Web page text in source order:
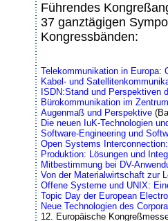
Führendes
37 ganztägigen
Kongressbänden:
Telekommunikation in Europa:
Kabel- und
ISDN:Stand und Perspektiven
Bürokommunikation im
Augenmaß und Perspektive
Die neuen IuK-Technologien
Software-Engineering und
Open Systems
Produktion: Lösungen und
Mitbestimmung bei DV-
Von der Materialwirtschaft zur
Offene Systeme und UNIX:
Topic Day der European
Neue Technologien des
12. Europäische